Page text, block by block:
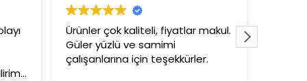
Ürünler çok kaliteli, fiyatlar makul.
Güler yüzlü ve samimi
çalışanlarına için teşekkürler.
3+1 evin
tutar